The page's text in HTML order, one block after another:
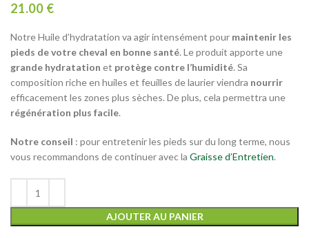
21.00 €
Notre Huile d’hydratation va agir intensément pour maintenir les
pieds de votre cheval en bonne santé. Le produit apporte une
grande hydratation et protège contre l’humidité. Sa
composition riche en huiles et feuilles de laurier viendra nourrir
efficacement les zones plus sèches. De plus, cela permettra une
régénération plus facile.
Notre conseil : pour entretenir les pieds sur du long terme, nous
vous recommandons de continuer avec la Graisse d’Entretien.
AJOUTER AU PANIER